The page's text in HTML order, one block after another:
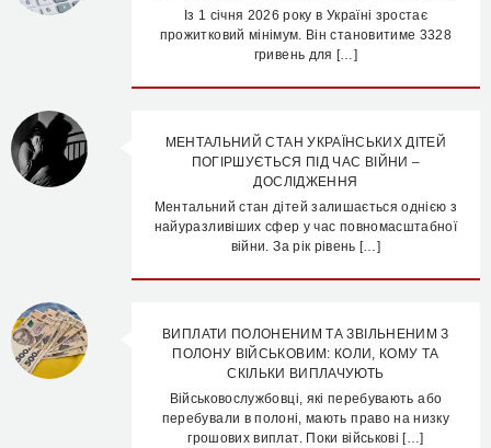
Із 1 січня 2026 року в Україні зростає
прожитковий мінімум. Він становитиме 3328
гривень для […]
МЕНТАЛЬНИЙ СТАН УКРАЇНСЬКИХ ДІТЕЙ
ПОГІРШУЄТЬСЯ ПІД ЧАС ВІЙНИ –
ДОСЛІДЖЕННЯ
Ментальний стан дітей залишається однією з
найуразливіших сфер у час повномасштабної
війни. За рік рівень […]
ВИПЛАТИ ПОЛОНЕНИМ ТА ЗВІЛЬНЕНИМ З
ПОЛОНУ ВІЙСЬКОВИМ: КОЛИ, КОМУ ТА
СКІЛЬКИ ВИПЛАЧУЮТЬ
Військовослужбовці, які перебувають або
перебували в полоні, мають право на низку
грошових виплат. Поки військові […]